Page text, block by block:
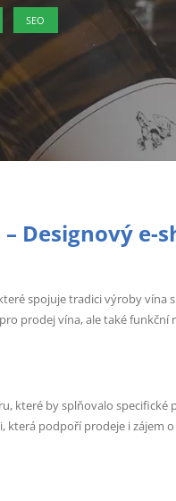
SEO
Designový e-
spojuje tradici výroby
prodej vína, ale také
které by splňovalo
která podpoří prodeje i zájem